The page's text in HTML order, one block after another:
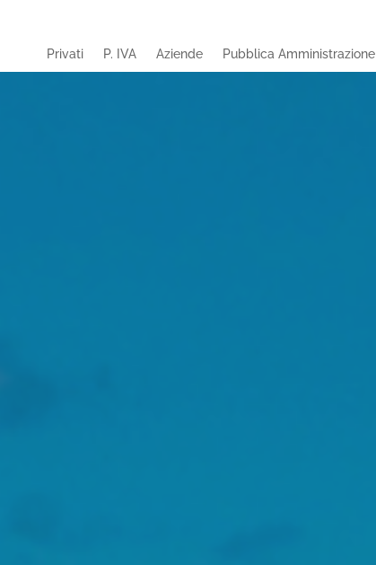
Privati P. IVA Aziende Pubblica Amministrazione